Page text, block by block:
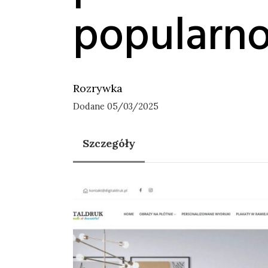
Rozrywka
Dodane 05/03/2025
Szczegóły